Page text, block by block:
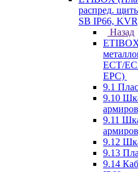
распред.
SB IP66,
Назад
ECT/
EPC)
9.1
9.10
9.11
9.12
9.13
9.14